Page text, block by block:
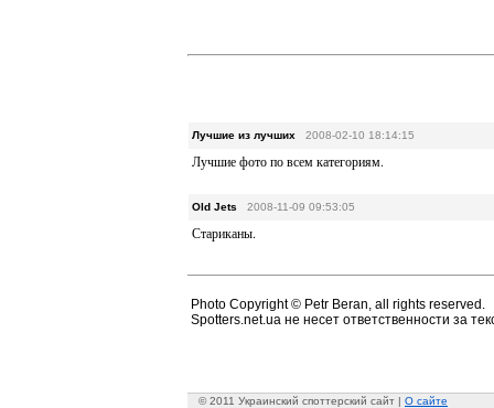
Лучшие из лучших 2008-02-10 18:14:15
Лучшие фото по всем категориям.
Old Jets 2008-11-09 09:53:05
Стариканы.
Photo Copyright © Petr Beran, all rights reserved.
Spotters.net.ua не несет ответственности за
© 2011 Украинский споттерский сайт | О сайте